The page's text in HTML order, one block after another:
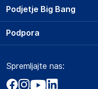
Podjetje Big Bang
O podjetju
Obvestila za javnost
Akt o digitalnih storitvah
Prodajna mesta
Storitve
Dostava, vnos in odvoz
Podpora
Marketplace
Kako oddati naročilo?
Spremljajte nas: